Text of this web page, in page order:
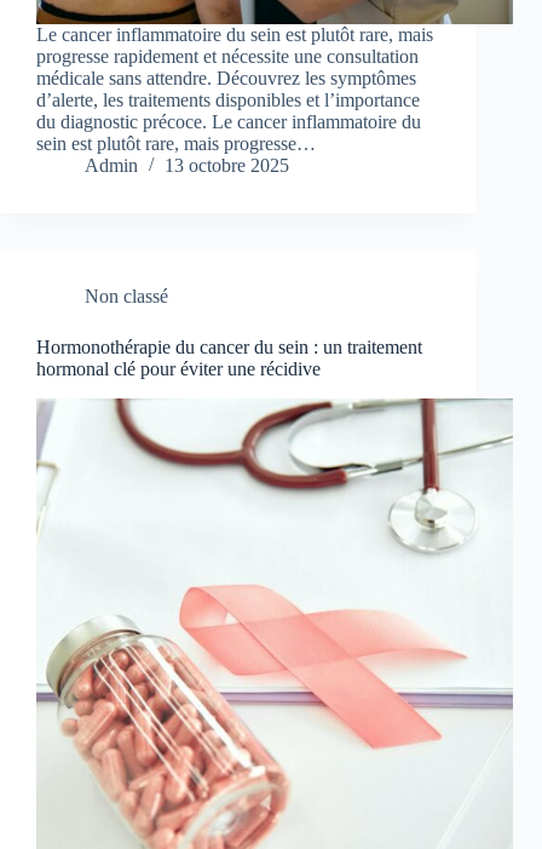
Le cancer inflammatoire du sein est plutôt rare, mais
progresse rapidement et nécessite une consultation
médicale sans attendre. Découvrez les symptômes
d’alerte, les traitements disponibles et l’importance
du diagnostic précoce. Le cancer inflammatoire du
sein est plutôt rare, mais progresse…
Admin
13 octobre 2025
Non classé
Hormonothérapie du cancer du sein : un traitement
hormonal clé pour éviter une récidive